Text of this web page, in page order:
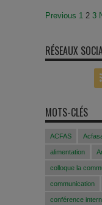
Previous 1 2 3
RÉSEAUX
MOTS-CLÉS
ACFAS
alimentation
colloque la
communication
conférence